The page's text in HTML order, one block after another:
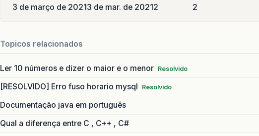
3 de março de 20213 de mar. de 20212 2
Topicos relacionados
Ler 10 números e dizer o maior e o menor Resolvido
[RESOLVIDO] Erro fuso horario mysql Resolvido
Documentação java em português
Qual a diferença entre C , C++ , C#